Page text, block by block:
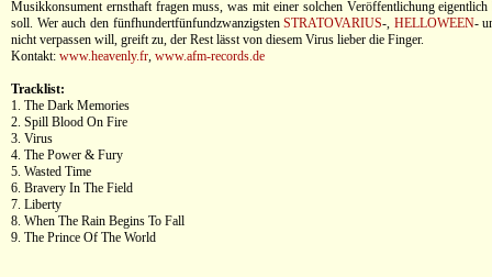
Musikkonsument ernsthaft fragen muss, was mit einer solchen Veröffentlichung eigentlich
soll. Wer auch den fünfhundertfünfundzwanzigstenSTRATOVARIUS-, HELLOWEEN-
nicht verpassen will, greift zu, der Rest lässt von diesem Virus lieber die Finger.
Kontakt: www.heavenly.fr, www.afm-records.de
Tracklist:
1. The Dark Memories
2. Spill Blood On Fire
3. Virus
4. The Power & Fury
5. Wasted Time
6. Bravery In The Field
7. Liberty
8. When The Rain Begins To Fall
9. The Prince Of The World